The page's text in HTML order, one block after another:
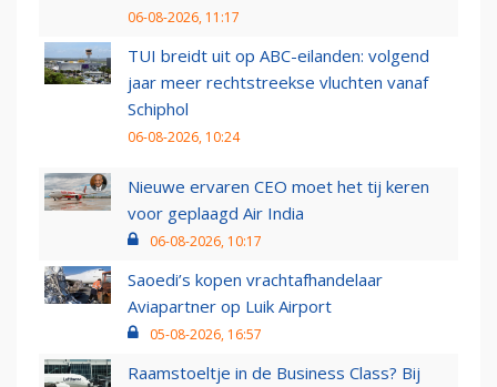
06-08-2026, 11:17
TUI breidt uit op ABC-eilanden: volgend
jaar meer rechtstreekse vluchten vanaf
Schiphol
06-08-2026, 10:24
Nieuwe ervaren CEO moet het tij keren
voor geplaagd Air India
06-08-2026, 10:17
Saoedi’s kopen vrachtafhandelaar
Aviapartner op Luik Airport
05-08-2026, 16:57
Raamstoeltje in de Business Class? Bij